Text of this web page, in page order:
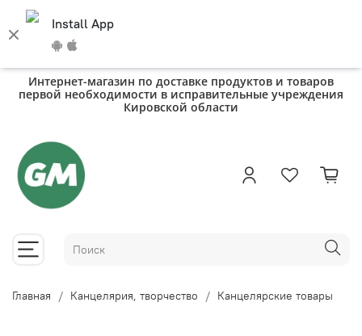
Install App
Интернет-магазин по доставке продуктов и товаров
первой необходимости в исправительные учреждения
Кировской области
Главная Канцелярия, творчество Канцелярские товары